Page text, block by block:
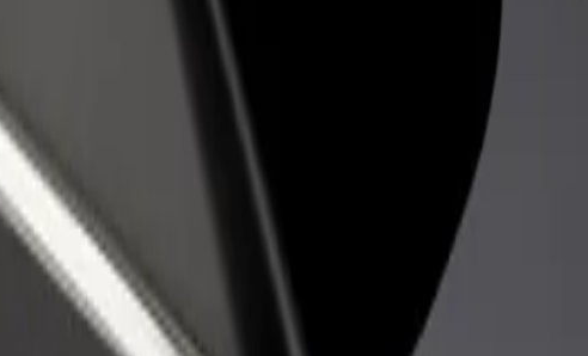
butikk
Bolt-produkter og tjenester
våre og finn den perfekte turen.